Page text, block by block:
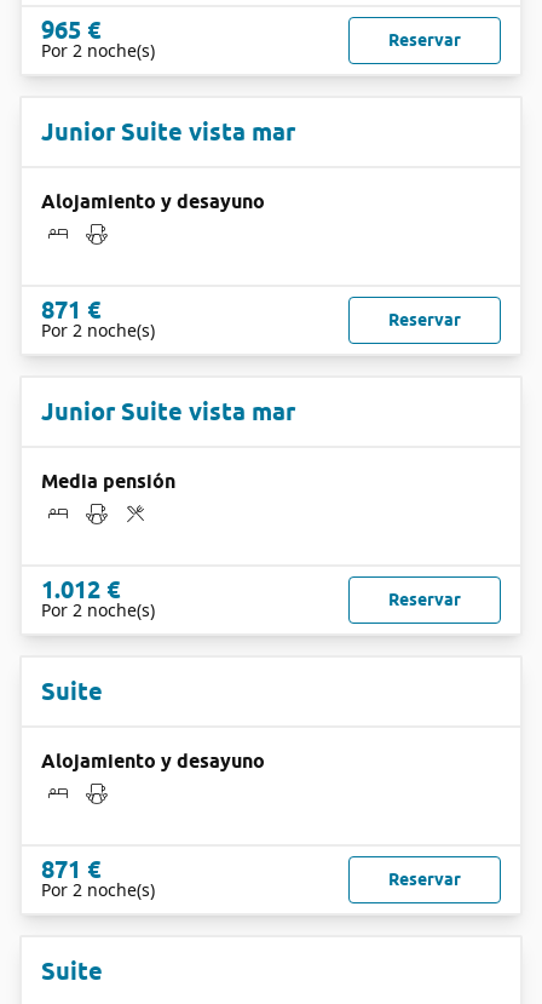
965 €
Por 2 noche(s) Reservar
Junior Suite vista mar
Alojamiento y desayuno
871 €
Por 2 noche(s) Reservar
Junior Suite vista mar
Media pensión
1.012 €
Por 2 noche(s) Reservar
Suite
Alojamiento y desayuno
871 €
Por 2 noche(s) Reservar
Suite